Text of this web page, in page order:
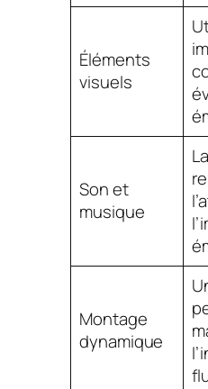
Éléments
visuels
Son et
musique
Montage
dynamique